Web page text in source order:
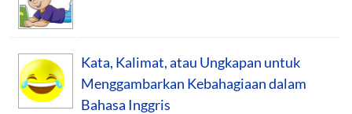
Kata, Kalimat, atau Ungkapan untuk
Menggambarkan Kebahagiaan dalam
Bahasa Inggris